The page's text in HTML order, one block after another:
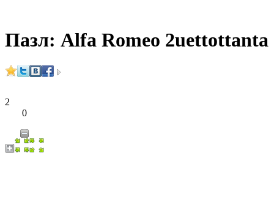
Пазл: Alfa Romeo 2uettottanta
2
0